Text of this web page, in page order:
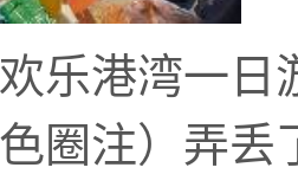
乐港湾一
圈注）弄丢